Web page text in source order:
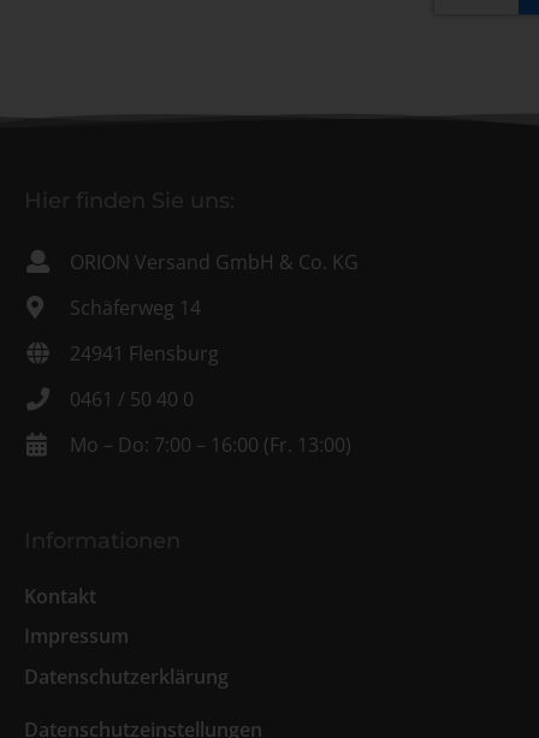
Hier finden Sie uns:
ORION Versand GmbH & Co. KG
Schäferweg 14
24941 Flensburg
0461 / 50 40 0
Mo – Do: 7:00 – 16:00 (Fr. 13:00)
Informationen
Kontakt
Impressum
Datenschutzerklärung
Datenschutzeinstellungen